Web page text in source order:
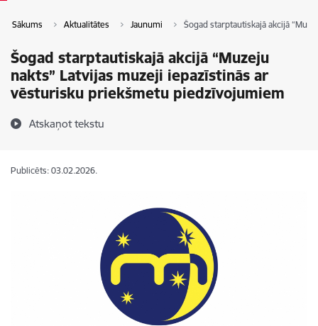
Sākums Aktualitātes Jaunumi Šogad starptautiskajā akcijā
Šogad starptautiskajā akcijā “Muzeju
nakts” Latvijas muzeji iepazīstinās ar
vēsturisku priekšmetu piedzīvojumiem
Atskaņot tekstu
Publicēts: 03.02.2026.